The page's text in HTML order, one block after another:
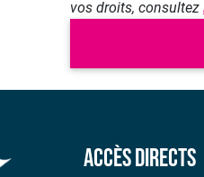
vos droits, consultez
Accès directs